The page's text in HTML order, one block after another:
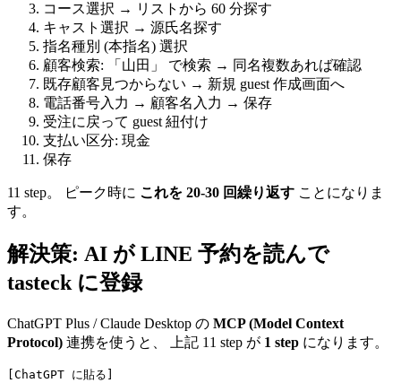
コース選択 → リストから 60 分探す
キャスト選択 → 源氏名探す
指名種別 (本指名) 選択
顧客検索: 「山田」 で検索 → 同名複数あれば確認
既存顧客見つからない → 新規 guest 作成画面へ
電話番号入力 → 顧客名入力 → 保存
受注に戻って guest 紐付け
支払い区分: 現金
保存
11 step。 ピーク時に これを 20-30 回繰り返す ことになりま
す。
解決策: AI が LINE 予約を読んで
tasteck に登録
ChatGPT Plus / Claude Desktop の MCP (Model Context
Protocol) 連携を使うと、 上記 11 step が 1 step になります。
[ChatGPT に貼る]